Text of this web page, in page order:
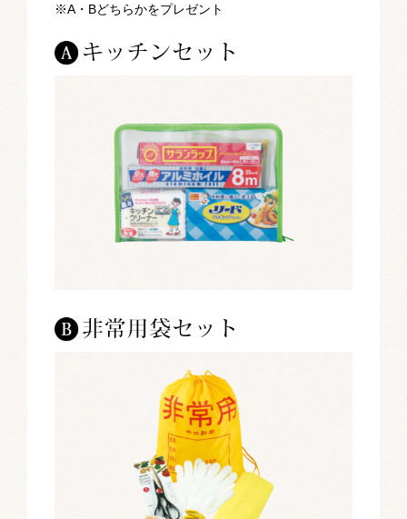
※A・Bどちらかをプレゼント